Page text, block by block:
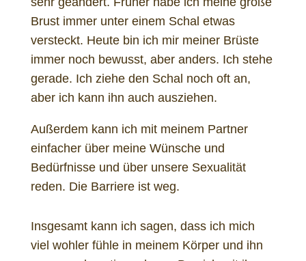
Brust immer unter einem Schal etwas
versteckt. Heute bin ich mir meiner Brüste
immer noch bewusst, aber anders. Ich stehe
gerade. Ich ziehe den Schal noch oft an,
aber ich kann ihn auch ausziehen.
Außerdem kann ich mit meinem Partner
einfacher über meine Wünsche und
Bedürfnisse und über unsere Sexualität
reden. Die Barriere ist weg.
Insgesamt kann ich sagen, dass ich mich
viel wohler fühle in meinem Körper und ihn